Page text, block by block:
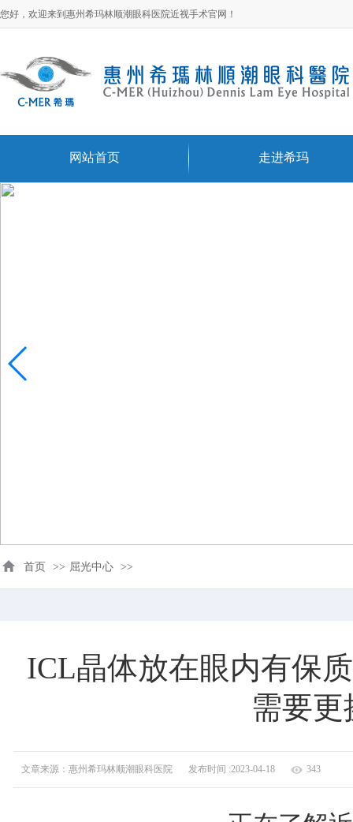
您好，欢迎来到惠州希玛林顺潮眼科医院近视手术官网！
网站首页 走进希玛
首页 >> 屈光中心 >>
ICL晶体放在眼内有保
需要更
文章来源：惠州希玛林顺潮眼科医院 发布时间 :2023-04-18 343